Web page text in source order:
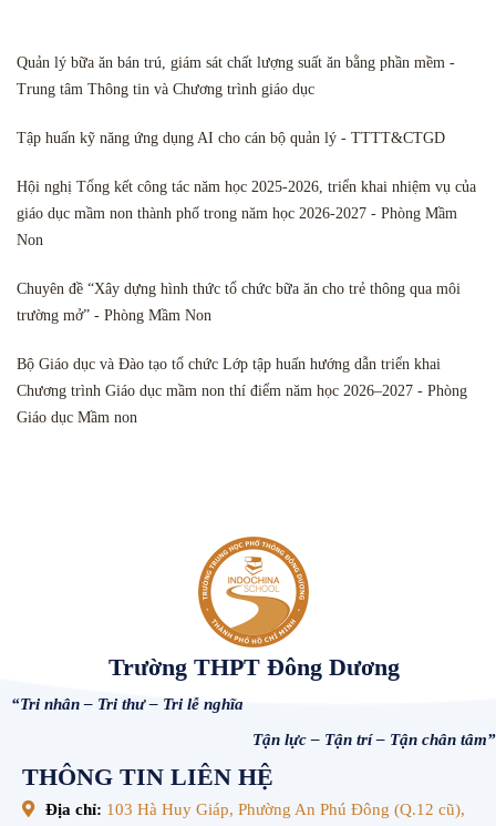
Quản lý bữa ăn bán trú, giám sát chất lượng suất ăn bằng phần mềm -
Trung tâm Thông tin và Chương trình giáo dục
Tập huấn kỹ năng ứng dụng AI cho cán bộ quản lý - TTTT&CTGD
Hội nghị Tổng kết công tác năm học 2025-2026, triển khai nhiệm vụ của
giáo dục mầm non thành phố trong năm học 2026-2027 - Phòng Mầm
Non
Chuyên đề “Xây dựng hình thức tổ chức bữa ăn cho trẻ thông qua môi
trường mở” - Phòng Mầm Non
Bộ Giáo dục và Đào tạo tổ chức Lớp tập huấn hướng dẫn triển khai
Chương trình Giáo dục mầm non thí điểm năm học 2026–2027 - Phòng
Giáo dục Mầm non
Trường THPT Đông Dương
“Tri nhân – Tri thư – Tri lễ nghĩa
Tận lực – Tận trí – Tận chân tâm”
THÔNG TIN LIÊN HỆ
Địa chỉ: 103 Hà Huy Giáp, Phường An Phú Đông (Q.12 cũ),